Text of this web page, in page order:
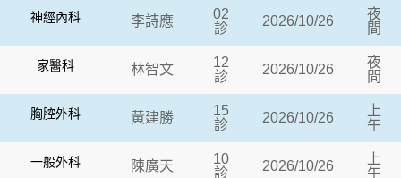
神經內科 李詩應
02
診
2026/10/26
夜
間
家醫科 林智文
12
診
2026/10/26
夜
間
胸腔外科 黃建勝
15
診
2026/10/26
上
午
一般外科 陳廣天
10
診
2026/10/26
上
午